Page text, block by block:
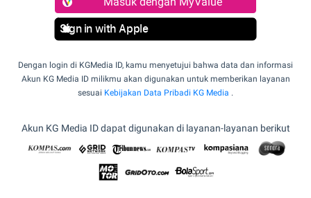
Sign in with Apple
Dengan login di KGMedia ID, kamu menyetujui bahwa data dan informasi
Akun KG Media ID milikmu akan digunakan untuk memberikan layanan
sesuai Kebijakan Data Pribadi KG Media .
Akun KG Media ID dapat digunakan di layanan-layanan berikut